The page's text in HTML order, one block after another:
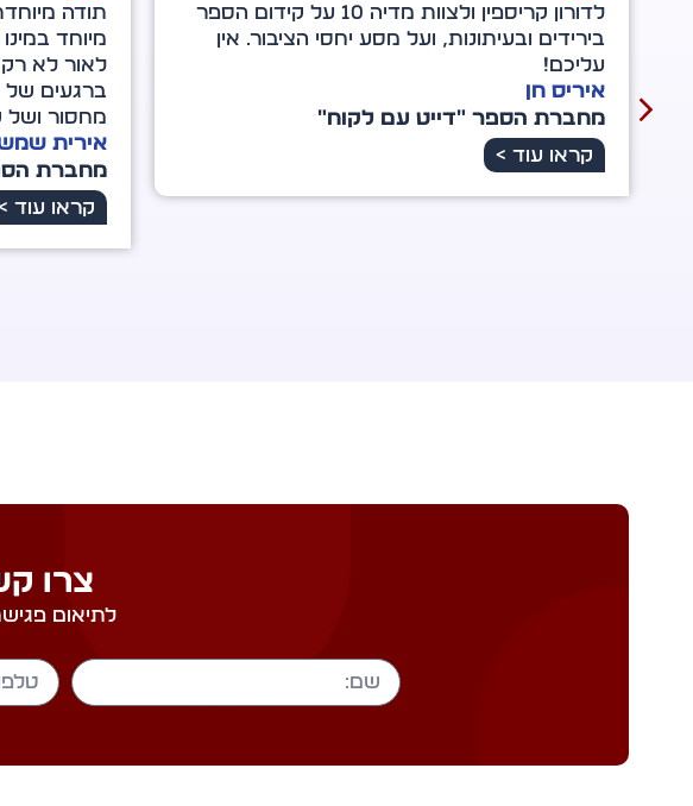
תודה מיוחדת לדורון קריספין — אתה מלאך
מיוחד במינו ברשת הענקית הזו. אתה אכן מוציא
לאור לא רק את הספר אלא גם אותי. ליווית אותי
ברגעים של מבוכה וקושי, של דמעות וחיוך, של
מחסור ושל שפע עתידי.
אירית שמשון
מחברת הספר "רשת של מלאכים"
דורון
בסרט בשם
חיי. מאותו
הבנתי שאם
בהכרח
במבט
רינת
מחברת
צרו
לתיאום